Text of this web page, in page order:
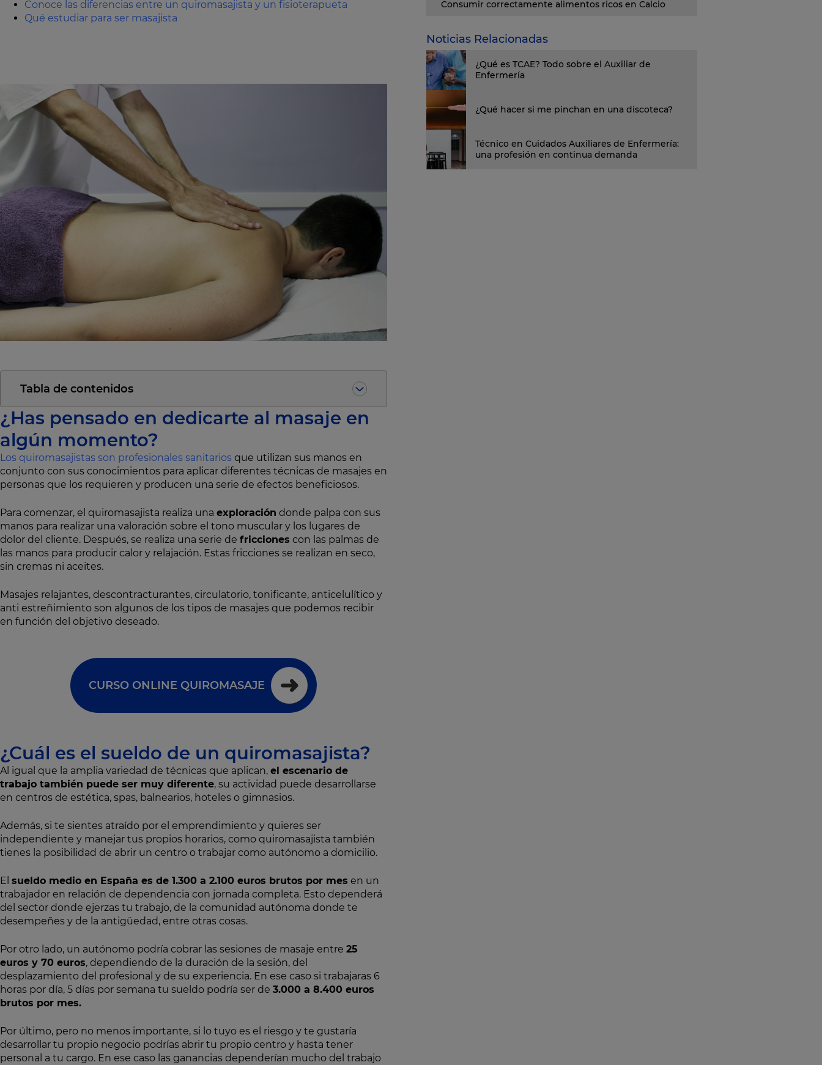
Conoce las diferencias entre un quiromasajista y un fisioterapueta
Qué estudiar para ser masajista
Tabla de contenidos
¿Has pensado en dedicarte al masaje en
algún momento?
Los quiromasajistas son profesionales sanitarios que utilizan sus manos en
conjunto con sus conocimientos para aplicar diferentes técnicas de masajes en
personas que los requieren y producen una serie de efectos beneficiosos.
Para comenzar, el quiromasajista realiza una exploración donde palpa con sus
manos para realizar una valoración sobre el tono muscular y los lugares de
dolor del cliente. Después, se realiza una serie de fricciones con las palmas de
las manos para producir calor y relajación. Estas fricciones se realizan en seco,
sin cremas ni aceites.
Masajes relajantes, descontracturantes, circulatorio, tonificante, anticelulítico y
anti estreñimiento son algunos de los tipos de masajes que podemos recibir
en función del objetivo deseado.
CURSO ONLINE QUIROMASAJE
¿Cuál es el sueldo de un quiromasajista?
Al igual que la amplia variedad de técnicas que aplican, el escenario de
trabajo también puede ser muy diferente, su actividad puede desarrollarse
en centros de estética, spas, balnearios, hoteles o gimnasios.
Además, si te sientes atraído por el emprendimiento y quieres ser
independiente y manejar tus propios horarios, como quiromasajista también
tienes la posibilidad de abrir un centro o trabajar como autónomo a domicilio.
El sueldo medio en España es de 1.300 a 2.100 euros brutos por mes en un
trabajador en relación de dependencia con jornada completa. Esto dependerá
del sector donde ejerzas tu trabajo, de la comunidad autónoma donde te
desempeñes y de la antigüedad, entre otras cosas.
Por otro lado, un autónomo podría cobrar las sesiones de masaje entre 25
euros y 70 euros, dependiendo de la duración de la sesión, del
desplazamiento del profesional y de su experiencia. En ese caso si trabajaras 6
horas por día, 5 días por semana tu sueldo podría ser de 3.000 a 8.400 euros
brutos por mes.
Por último, pero no menos importante, si lo tuyo es el riesgo y te gustaría
desarrollar tu propio negocio podrías abrir tu propio centro y hasta tener
personal a tu cargo. En ese caso las ganancias dependerían mucho del trabajo
Consumir correctamente alimentos ricos en Calcio
Noticias Relacionadas
¿Qué es TCAE? Todo sobre el Auxiliar de
Enfermería
¿Qué hacer si me pinchan en una discoteca?
Técnico en Cuidados Auxiliares de Enfermería:
una profesión en continua demanda